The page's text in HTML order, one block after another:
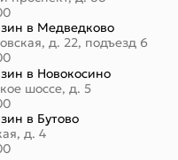
в Медведково
д. 22, подъезд 6
в Новокосино
шоссе, д. 5
в Бутово
д. 4